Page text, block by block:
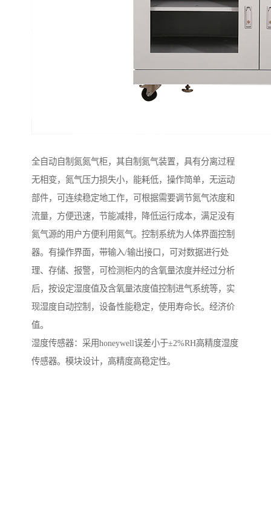
全自动自制氮氮气柜，其自制氮气装置，具有分离过程
无相变，氮气压力损失小，能耗低，操作简单，无运动
部件，可连续稳定地工作，可根据需要调节氮气浓度和
流量，方便迅速，节能减排，降低运行成本，满足没有
氮气源的用户方便利用氮气。控制系统为人体界面控制
器。有操作界面，带输入/输出接口，可对数据进行处
理、存储、报警，可检测柜内的含氧量浓度并经过分析
后，按设定湿度值及含氧量浓度值控制进气系统等，实
现湿度自动控制，设备性能稳定，使用寿命长。经济价
值。
湿度传感器：采用honeywell误差小于±2%RH高精度湿度
传感器。模块设计，高精度高稳定性。